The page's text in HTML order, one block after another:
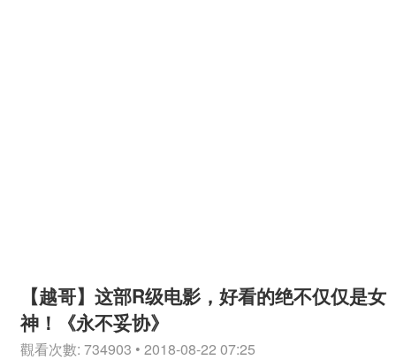
【越哥】这部R级电影，好看的绝不仅仅是女
神！《永不妥协》
觀看次數: 734903 • 2018-08-22 07:25